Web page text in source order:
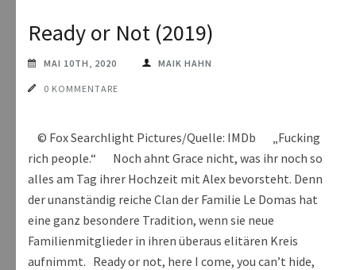
Ready or Not (2019)
MAI 10TH, 2020 MAIK HAHN
0 KOMMENTARE
© Fox Searchlight Pictures/Quelle: IMDb „Fucking
rich people.“ Noch ahnt Grace nicht, was ihr noch so
alles am Tag ihrer Hochzeit mit Alex bevorsteht. Denn
der unanständig reiche Clan der Familie Le Domas hat
eine ganz besondere Tradition, wenn sie neue
Familienmitglieder in ihren überaus elitären Kreis
aufnimmt. Ready or not, here I come, you can’t hide,